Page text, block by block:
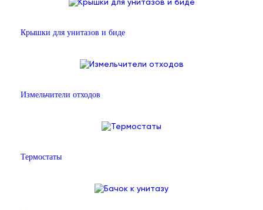
Крышки для унитазов и биде
Измельчители отходов
Термостаты